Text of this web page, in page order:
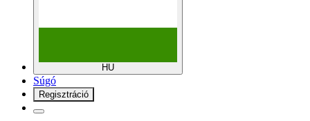
HU
Súgó
Regisztráció